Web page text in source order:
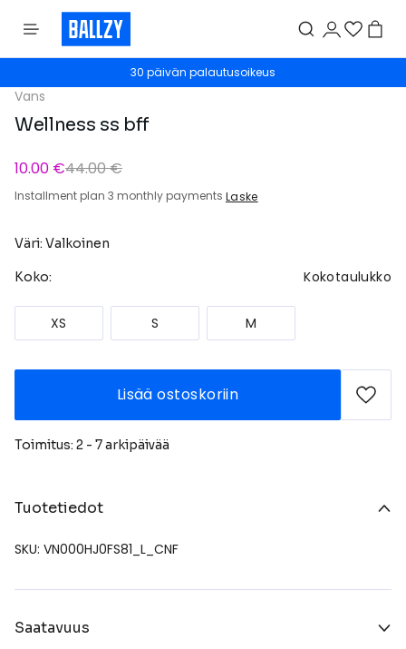
30 päivän palautusoikeus
Vans
Wellness ss bff
10.00 €44.00 €
Installment plan 3 monthly payments Laske
Väri: Valkoinen
Koko: Kokotaulukko
XS S M
Lisää ostoskoriin
Toimitus: 2 - 7 arkipäivää
Tuotetiedot
SKU: VN000HJ0FS81_L_CNF
Saatavuus